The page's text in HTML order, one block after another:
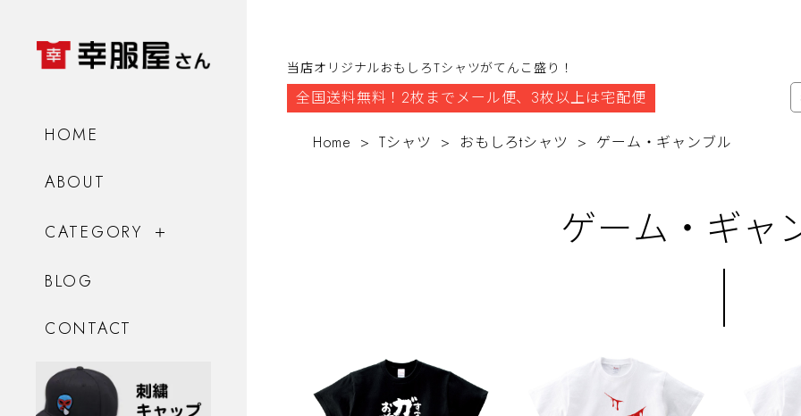
HOME
ABOUT
CATEGORY
BLOG
CONTACT
当店オリジナルおもしろTシャツがてんこ盛り！
全国送料無料！2枚までメール便、3枚以上は宅配便
Home Tシャツ おもしろtシャツ ゲーム・ギャンブル
ゲーム・ギャ